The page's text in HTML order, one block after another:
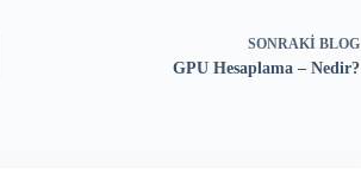
SONRAKI BLOG
GPU Hesaplama – Nedir?